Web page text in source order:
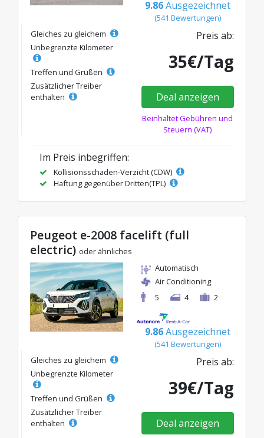
9.86 Ausgezeichnet
(541 Bewertungen)
Gleiches zu gleichem
Unbegrenzte Kilometer
Treffen und Grüßen
Zusätzlicher Treiber
enthalten
Preis ab:
35€/Tag
Deal anzeigen
Beinhaltet Gebühren und
Steuern (VAT)
Im Preis inbegriffen:
Kollisionsschaden-Verzicht (CDW)
Haftung gegenüber Dritten(TPL)
Peugeot e-2008 facelift (full
electric) oder ähnliches
Automatisch
Air Conditioning
5
4 2
9.86 Ausgezeichnet
(541 Bewertungen)
Gleiches zu gleichem
Unbegrenzte Kilometer
Treffen und Grüßen
Zusätzlicher Treiber
enthalten
Preis ab:
39€/Tag
Deal anzeigen